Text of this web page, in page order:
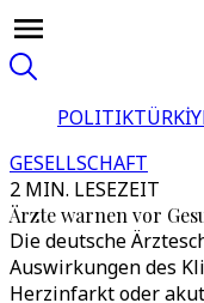
POLITIK
GESELLSCHAFT
2 MIN. LESEZEIT
Ärzte warnen vor
Die deutsche
Auswirkungen des
Herzinfarkt oder